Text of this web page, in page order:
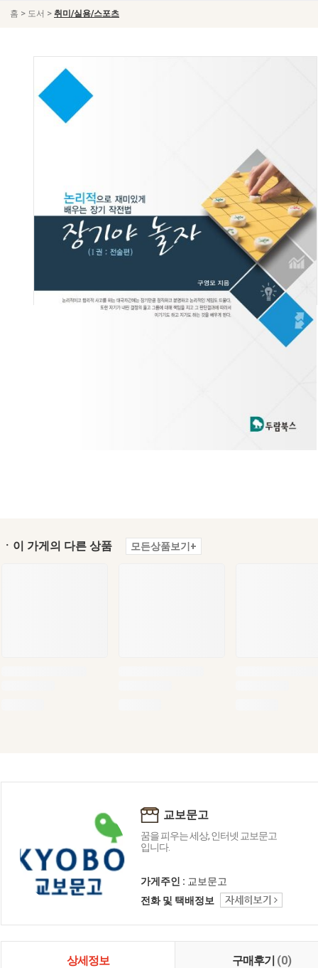
홈 > 도서 > 취미/실용/스포츠
ㆍ이 가게의 다른 상품 모든상품보기+
교보문고
꿈을 피우는 세상, 인터넷 교보문고
입니다.
가게주인 : 교보문고
전화 및 택배정보
상세정보 구매후기 (0)